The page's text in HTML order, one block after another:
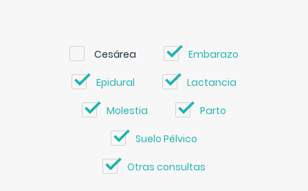
Cesárea Embarazo
Epidural Lactancia
Molestia Parto
Suelo Pélvico
Otras consultas